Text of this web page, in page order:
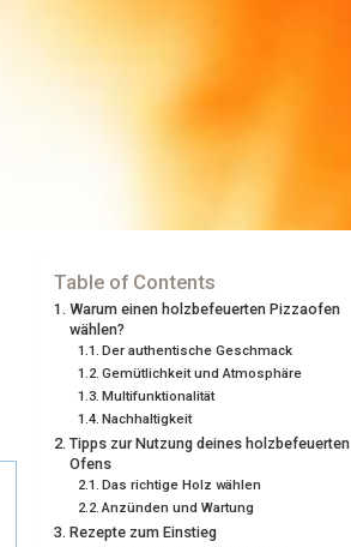
Table of Contents
Warum einen holzbefeuerten Pizzaofen
wählen?
Der authentische Geschmack
Gemütlichkeit und Atmosphäre
Multifunktionalität
Nachhaltigkeit
Tipps zur Nutzung deines holzbefeuerten
Ofens
Das richtige Holz wählen
Anzünden und Wartung
Rezepte zum Einstieg